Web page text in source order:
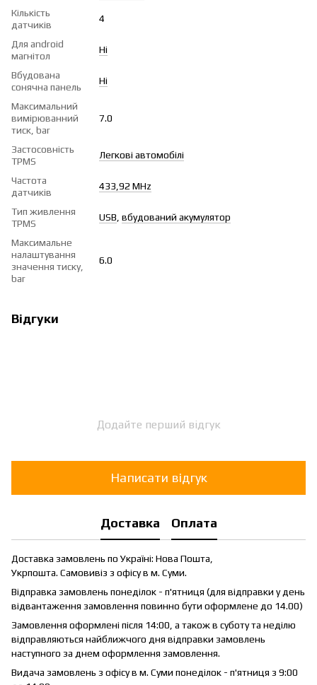
Кількість
датчиків
4
Для android
магнітол
Ні
Вбудована
сонячна панель
Ні
Максимальний
вимірюванний
тиск, bar
7.0
Застосовність
TPMS
Легкові автомобілі
Частота
датчиків
433,92 MHz
Тип живлення
TPMS
USB вбудований акумулятор
Максимальне
налаштування
значення тиску,
bar
6.0
Відгуки
Додайте перший відгук
Написати відгук
Доставка Оплата
Доставка замовлень по Україні: Нова Пошта,
Укрпошта. Самовивіз з офісу в м. Суми.
Відправка замовлень понеділок - п'ятниця (для відправки у день
відвантаження замовлення повинно бути оформлене до 14.00)
Замовлення оформлені після 14:00, а також в суботу та неділю
відправляються найближчого дня відправки замовлень
наступного за днем оформлення замовлення.
Видача замовлень з офісу в м. Суми понеділок - п'ятниця з 9:00